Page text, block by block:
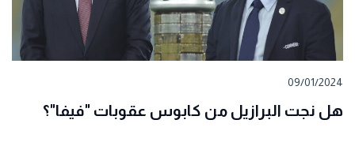
09/01/2024
هل نجت البرازيل من كابوس عقوبات "فيفا"؟